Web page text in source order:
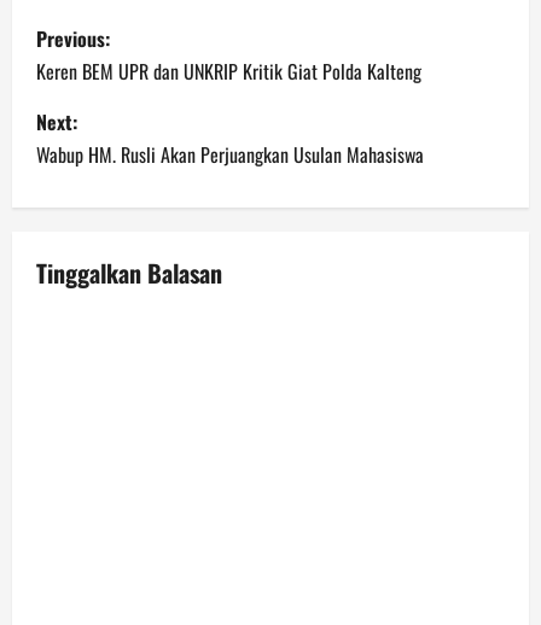
P
o
s
t
a
Previous:
Keren BEM UPR dan UNKRIP Kritik Giat Polda Kalteng
Next:
Wabup HM. Rusli Akan Perjuangkan Usulan Mahasiswa
Tinggalkan Balasan